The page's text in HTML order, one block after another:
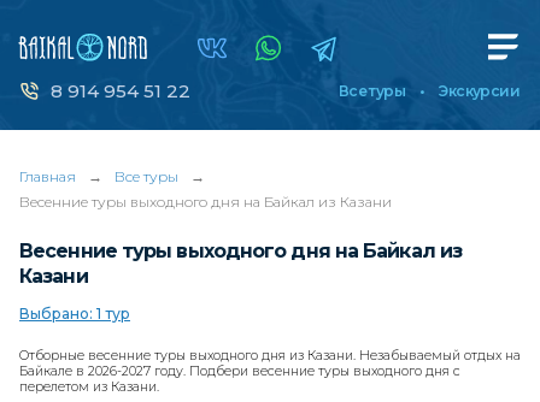
8 914 954 51 22 Все туры Экскурсии
Главная → Все туры
→
Весенние туры выходного дня на Байкал из Казани
Весенние туры выходного дня на Байкал из
Казани
Выбрано: 1 тур
Отборные весенние туры выходного дня из Казани. Незабываемый отдых на
Байкале в 2026-2027 году. Подбери весенние туры выходного дня с
перелетом из Казани.